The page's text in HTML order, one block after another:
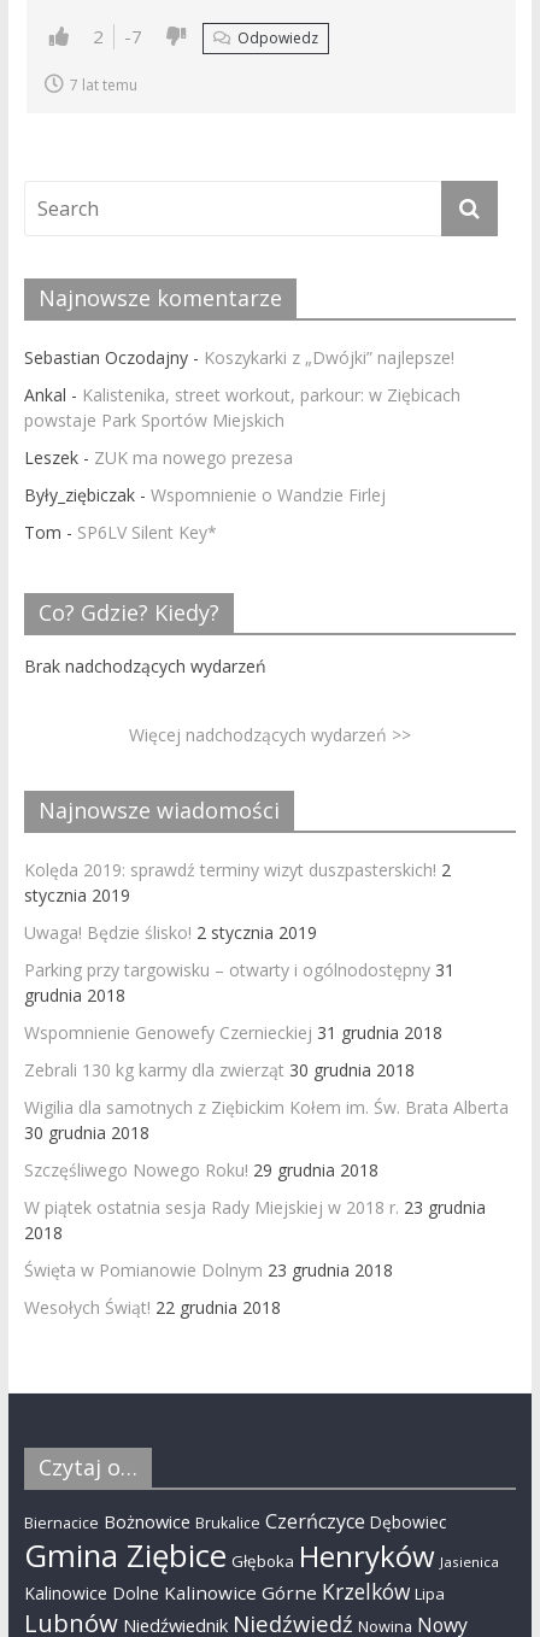
2 -7 Odpowiedz
7 lat temu
Najnowsze komentarze
Sebastian Oczodajny- Koszykarki z „Dwójki” najlepsze!
Ankal - Kalistenika, street workout, parkour: w Ziębicach
powstaje Park Sportów Miejskich
Leszek- ZUK ma nowego prezesa
Były_ziębiczak- Wspomnienie o Wandzie Firlej
Tom - SP6LV Silent Key*
Co? Gdzie? Kiedy?
Brak nadchodzących wydarzeń
Więcej nadchodzących wydarzeń >>
Najnowsze wiadomości
Kolęda 2019: sprawdź terminy wizyt duszpasterskich! 2
stycznia 2019
Uwaga! Będzie ślisko! 2 stycznia 2019
Parking przy targowisku – otwarty i ogólnodostępny 31
grudnia 2018
Wspomnienie Genowefy Czernieckiej 31 grudnia 2018
Zebrali 130 kg karmy dla zwierząt 30 grudnia 2018
Wigilia dla samotnych z Ziębickim Kołem im. Św. Brata Alberta
30 grudnia 2018
Szczęśliwego Nowego Roku! 29 grudnia 2018
W piątek ostatnia sesja Rady Miejskiej w 2018 r. 23 grudnia
2018
Święta w Pomianowie Dolnym 23 grudnia 2018
Wesołych Świąt! 22 grudnia 2018
Czytaj o…
Biernacice Bożnowice Brukalice Czerńczyce Dębowiec
Gmina Ziębice Głęboka Henryków Jasienica
Kalinowice Dolne Kalinowice Górne Krzelków Lipa
Lubnów Niedźwiednik Niedźwiedź Nowina Nowy